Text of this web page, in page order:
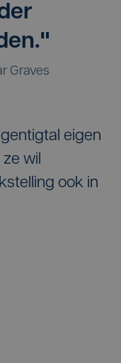
Graves
eigen
wil
ook in